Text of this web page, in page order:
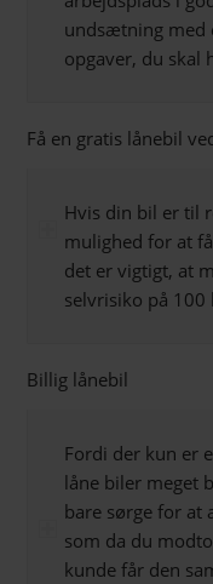
undsætning med
opgaver, du skal
Få en gratis lånebil
Hvis din bil er til
mulighed for at
det er vigtigt, at
selvrisiko på 100
Billig lånebil
Fordi der kun er
låne biler meget
bare sørge for at
som da du
kunde får den